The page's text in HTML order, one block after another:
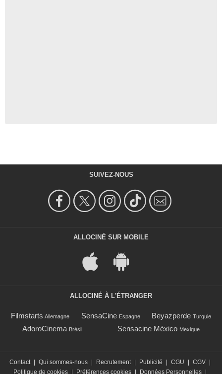
SUIVEZ-NOUS
ALLOCINÉ SUR MOBILE
ALLOCINÉ À L'ÉTRANGER
Filmstarts Allemagne SensaCine Espagne Beyazperde Turquie
AdoroCinema Brésil Sensacine México Mexique
Contact Qui sommes-nous Recrutement Publicité CGU CGV
Politique de cookies
Préférences cookies Données Personnelles